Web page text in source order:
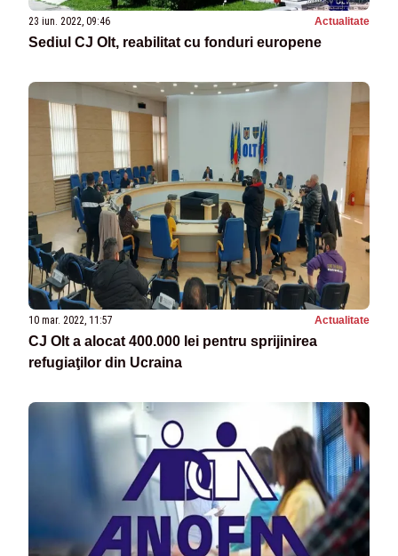
23 iun. 2022, 09:46 Actualitate
Sediul CJ Olt, reabilitat cu fonduri europene
10 mar. 2022, 11:57 Actualitate
CJ Olt a alocat 400.000 lei pentru sprijinirea
refugiaţilor din Ucraina